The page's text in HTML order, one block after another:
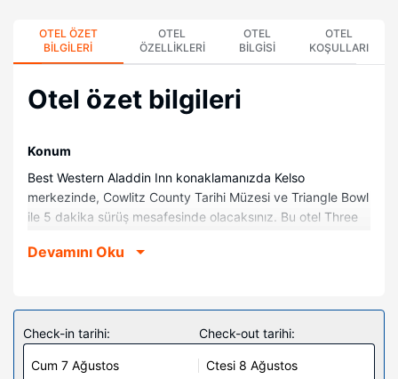
OTEL ÖZET
BILGILERI
OTEL
ÖZELLIKLERI
OTEL
BILGISI
OTEL
KOŞULLARI
Otel özet bilgileri
Konum
Best Western Aladdin Inn konaklamanızda Kelso
merkezinde, Cowlitz County Tarihi Müzesi ve Triangle Bowl
ile 5 dakika sürüş mesafesinde olacaksınız. Bu otel Three
Sacajawea Park ile 2,8 km (1,8 mil) mesafede.
Misafirler 76 ayrı ayrı dekore edilmiş odada buzdolabı ve
mikrodalga fırın ile evlerinin konforunu yaşayabilir.
Misafirlerimize ücretsiz kablolu ve kablosuz internet erişimi
sunulmaktadır. Misafirlerimizin iyi vakit geçirebilmesi için
Devamını Oku
Check-in tarihi:
Cum 7 Ağustos
Check-out tarihi:
Ctesi 8 Ağustos